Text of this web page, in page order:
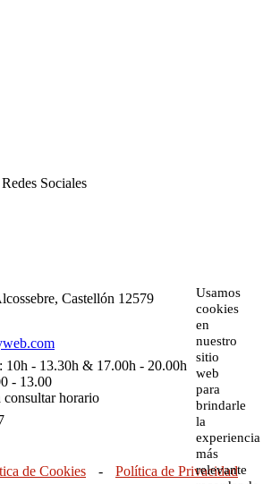
Sociales
Castellón 12579
10h - 13.30h & 17.00h - 20.00h
- 13.00
consultar horario
de Cookies -
Política de Privacidad
Usamos
cookies
en
nuestro
sitio
web
para
brindarle
la
experiencia
más
relevante